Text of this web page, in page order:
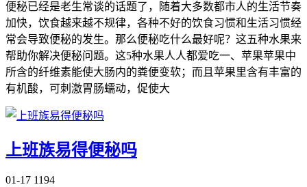
便秘已经是老生常谈的话题了，随着大多数都市人的生活节奏
加快，饮食越来越不规律，各种不好的饮食习惯和生活习惯经
常会导致便秘的发生。那么便秘吃什么最好呢？这五种水果来
帮助你解决便秘问题。这5种水果人人都爱吃一、苹果苹果中
所含的纤维素能使大肠内的粪便变软；而且苹果里含有丰富的
有机酸，可刺激胃肠蠕动，促使大
上班族易得便秘吗
01-17 1194